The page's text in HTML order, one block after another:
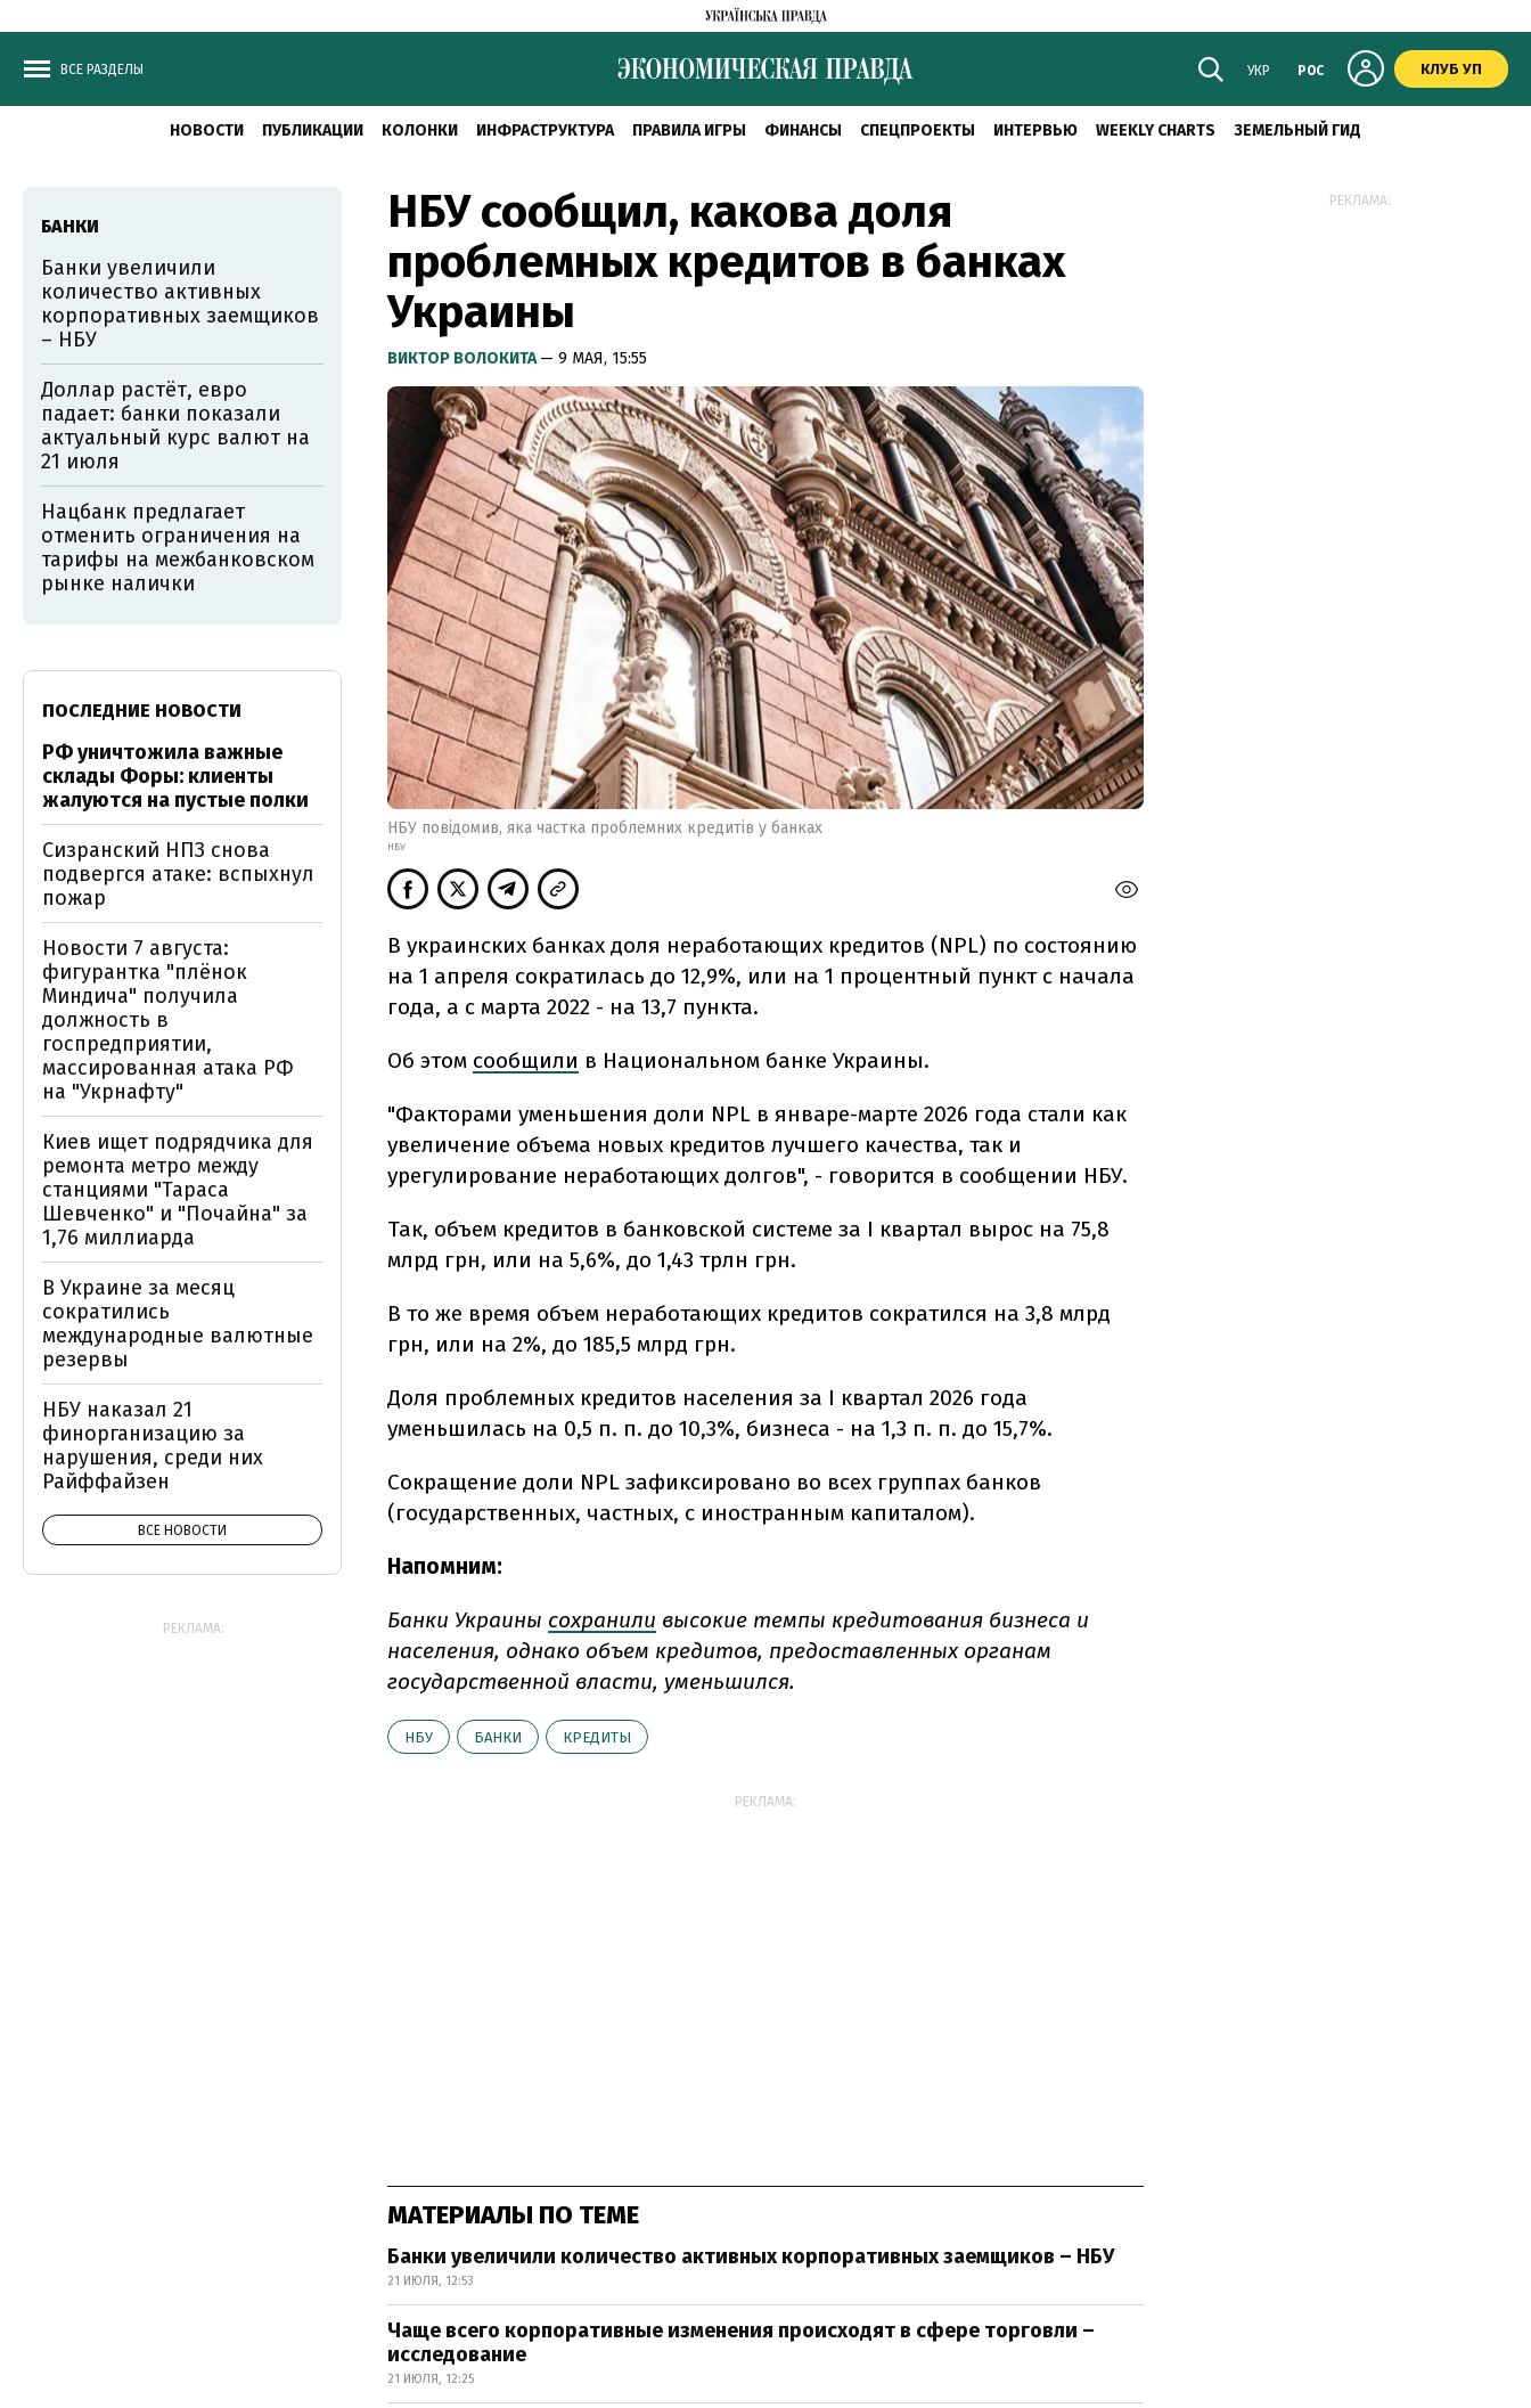
ВСЕ РАЗДЕЛЫ УКР РОС КЛУБ УП
НОВОСТИ ПУБЛИКАЦИИ КОЛОНКИ ИНФРАСТРУКТУРА ПРАВИЛА ИГРЫ ФИНАНСЫ СПЕЦПРОЕКТЫ ИНТЕРВЬЮ WEEKLY CHARTS ЗЕМЕЛЬНЫЙ ГИД
НБУ сообщил, какова доля
проблемных кредитов в банках
Украины
ВИКТОР ВОЛОКИТА— 9 МАЯ, 15:55
НБУ повідомив, яка частка проблемних кредитів у банках
НБУ
В украинских банках доля неработающих кредитов (NPL) по состоянию
на 1 апреля сократилась до 12,9%, или на 1 процентный пункт с начала
года, а с марта 2022 - на 13,7 пункта.
Об этом сообщили в Национальном банке Украины.
"Факторами уменьшения доли NPL в январе-марте 2026 года стали как
увеличение объема новых кредитов лучшего качества, так и
урегулирование неработающих долгов", - говорится в сообщении НБУ.
Так, объем кредитов в банковской системе за I квартал вырос на 75,8
млрд грн, или на 5,6%, до 1,43 трлн грн.
В то же время объем неработающих кредитов сократился на 3,8 млрд
грн, или на 2%, до 185,5 млрд грн.
Доля проблемных кредитов населения за I квартал 2026 года
уменьшилась на 0,5 п. п. до 10,3%, бизнеса - на 1,3 п. п. до 15,7%.
Сокращение доли NPL зафиксировано во всех группах банков
(государственных, частных, с иностранным капиталом).
Напомним:
Банки Украины сохранили высокие темпы кредитования бизнеса и
населения, однако объем кредитов, предоставленных органам
государственной власти, уменьшился.
НБУ БАНКИ КРЕДИТЫ
РЕКЛАМА:
МАТЕРИАЛЫ ПО ТЕМЕ
Банки увеличили количество активных корпоративных заемщиков – НБУ
21 ИЮЛЯ, 12:53
Чаще всего корпоративные изменения происходят в сфере торговли –
исследование
21 ИЮЛЯ, 12:25
БАНКИ
Банки увеличили
количество активных
корпоративных заемщиков
– НБУ
Доллар растёт, евро
падает: банки показали
актуальный курс валют на
21 июля
Нацбанк предлагает
отменить ограничения на
тарифы на межбанковском
рынке налички
ПОСЛЕДНИЕ НОВОСТИ
РФ уничтожила важные
склады Форы: клиенты
жалуются на пустые полки
Сизранский НПЗ снова
подвергся атаке: вспыхнул
пожар
Новости 7 августа:
фигурантка "плёнок
Миндича" получила
должность в
госпредприятии,
массированная атака РФ
на "Укрнафту"
Киев ищет подрядчика для
ремонта метро между
станциями "Тараса
Шевченко" и "Почайна" за
1,76 миллиарда
В Украине за месяц
сократились
международные валютные
резервы
НБУ наказал 21
финорганизацию за
нарушения, среди них
Райффайзен
ВСЕ НОВОСТИ
РЕКЛАМА:
РЕКЛАМА: